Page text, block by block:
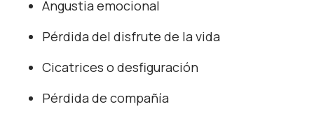
Angustia emocional
Pérdida del disfrute de la vida
Cicatrices o desfiguración
Pérdida de compañía